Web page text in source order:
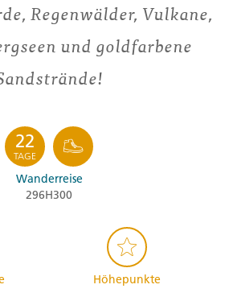
Regenwälder, Vulkane,
und goldfarbene
22
TAGE
Wanderreise
296H300
Höhepunkte